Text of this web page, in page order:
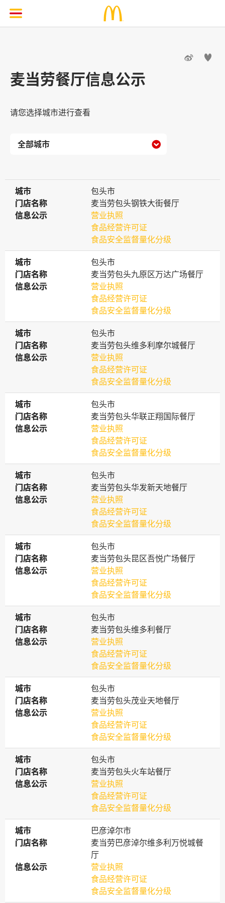
 
麦当劳餐厅信息公示
请您选择城市进行查看

城市
城市
包头市
门店名称
门店名称
麦当劳包头钢铁大街餐厅
信息公示
信息公示
营业执照
食品经营许可证
食品安全监督量化分级
城市
城市
包头市
门店名称
门店名称
麦当劳包头九原区万达广场餐厅
信息公示
信息公示
营业执照
食品经营许可证
食品安全监督量化分级
城市
城市
包头市
门店名称
门店名称
麦当劳包头维多利摩尔城餐厅
信息公示
信息公示
营业执照
食品经营许可证
食品安全监督量化分级
城市
城市
包头市
门店名称
门店名称
麦当劳包头华联正翔国际餐厅
信息公示
信息公示
营业执照
食品经营许可证
食品安全监督量化分级
城市
城市
包头市
门店名称
门店名称
麦当劳包头华发新天地餐厅
信息公示
信息公示
营业执照
食品经营许可证
食品安全监督量化分级
城市
城市
包头市
门店名称
门店名称
麦当劳包头昆区吾悦广场餐厅
信息公示
信息公示
营业执照
食品经营许可证
食品安全监督量化分级
城市
城市
包头市
门店名称
门店名称
麦当劳包头维多利餐厅
信息公示
信息公示
营业执照
食品经营许可证
食品安全监督量化分级
城市
城市
包头市
门店名称
门店名称
麦当劳包头茂业天地餐厅
信息公示
信息公示
营业执照
食品经营许可证
食品安全监督量化分级
城市
城市
包头市
门店名称
门店名称
麦当劳包头火车站餐厅
信息公示
信息公示
营业执照
食品经营许可证
食品安全监督量化分级
城市
城市
巴彦淖尔市
门店名称
门店名称
麦当劳巴彦淖尔维多利万悦城餐
厅
信息公示
信息公示
营业执照
食品经营许可证
食品安全监督量化分级